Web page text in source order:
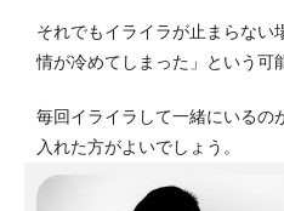
それでもイライラが止まらない
情が冷めてしまった」という可
毎回イライラして一緒にいるの
入れた方がよいでしょう。